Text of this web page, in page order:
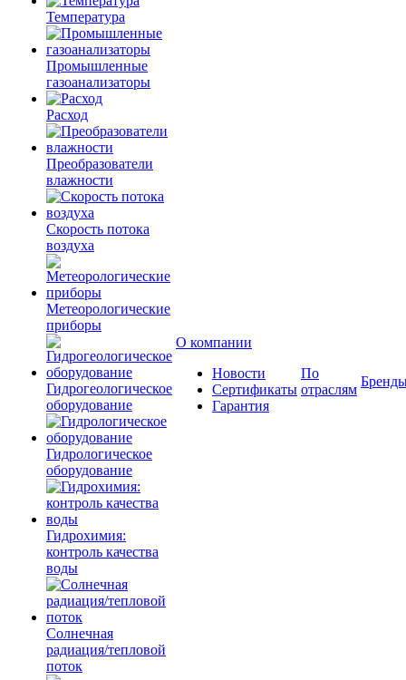
Температура
Промышленные
газоанализаторы
Расход
Преобразователи
влажности
Скорость потока
воздуха
Метеорологические
приборы
Гидрогеологическое
оборудование
Гидрологическое
оборудование
Гидрохимия:
контроль качества
воды
Солнечная
радиация/тепловой
поток
О компании
Новости
Сертификаты
Гарантия
По
отраслям